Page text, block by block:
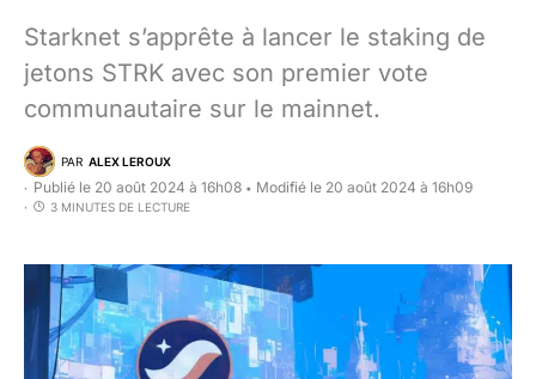
Starknet s’apprête à lancer le staking de
jetons STRK avec son premier vote
communautaire sur le mainnet.
PAR ALEX LEROUX
Publié le 20 août 2024 à 16h08 • Modifié le 20 août 2024 à 16h09
3 MINUTES DE LECTURE